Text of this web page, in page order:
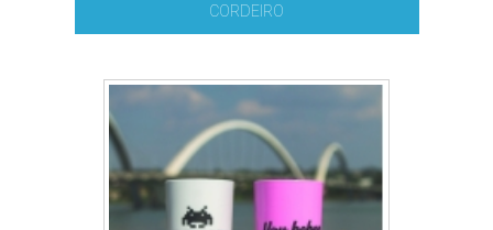
CORDEIRO